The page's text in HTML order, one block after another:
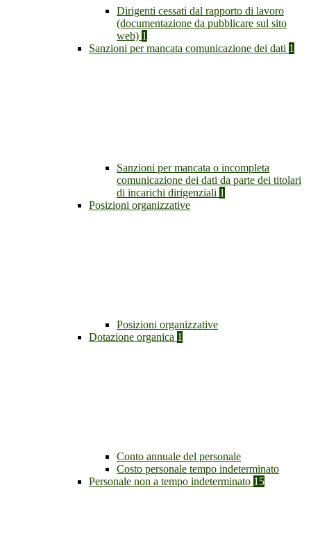
Dirigenti cessati dal rapporto di lavoro
(documentazione da pubblicare sul sito
web) 1
Sanzioni per mancata comunicazione dei dati 1
Sanzioni per mancata o incompleta
comunicazione dei dati da parte dei titolari
di incarichi dirigenziali 1
Posizioni organizzative
Posizioni organizzative
Dotazione organica 1
Conto annuale del personale
Costo personale tempo indeterminato
Personale non a tempo indeterminato 15